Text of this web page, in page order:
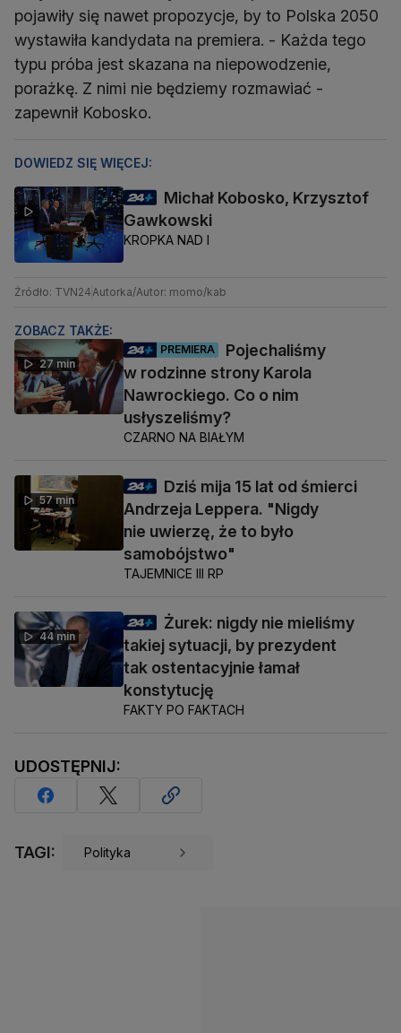
pojawiły się nawet propozycje, by to Polska 2050
wystawiła kandydata na premiera. - Każda tego
typu próba jest skazana na niepowodzenie,
porażkę. Z nimi nie będziemy rozmawiać -
zapewnił Kobosko.
DOWIEDZ SIĘ WIĘCEJ:
Michał Kobosko, Krzysztof
Gawkowski
KROPKA NAD I
Źródło: TVN24 Autorka/Autor: momo/kab
ZOBACZ TAKŻE:
27 min
PREMIERA
Pojechaliśmy
w rodzinne strony Karola
Nawrockiego. Co o nim
usłyszeliśmy?
CZARNO NA BIAŁYM
57 min
Dziś mija 15 lat od śmierci
Andrzeja Leppera. "Nigdy
nie uwierzę, że to było
samobójstwo"
TAJEMNICE III RP
44 min
Żurek: nigdy nie mieliśmy
takiej sytuacji, by prezydent
tak ostentacyjnie łamał
konstytucję
FAKTY PO FAKTACH
UDOSTĘPNIJ:
TAGI: Polityka